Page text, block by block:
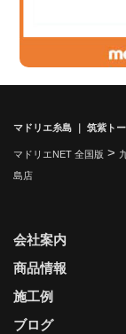
マドリエ糸島 ｜ 筑紫ト
マドリエNET 全国版 >
島店
会社案内
商品情報
施工例
ブログ